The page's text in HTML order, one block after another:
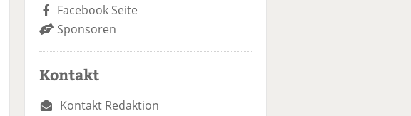
Facebook Seite
Sponsoren
Kontakt
Kontakt Redaktion